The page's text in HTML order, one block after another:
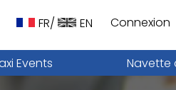
Connexion
FR/ EN
Events Navette